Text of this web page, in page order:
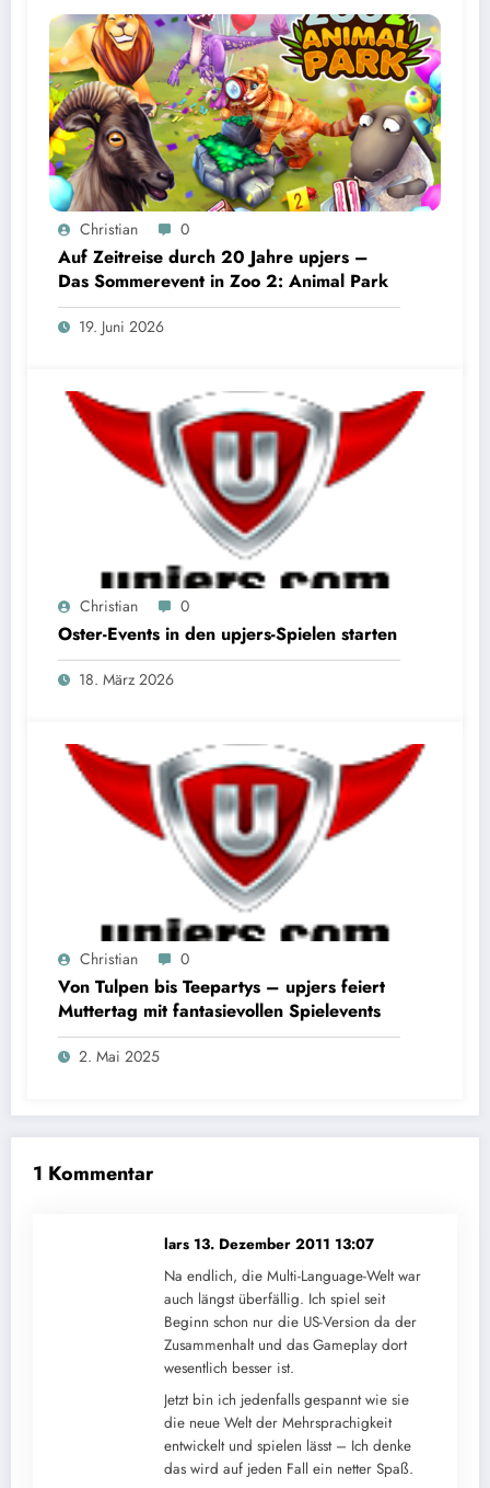
Christian 0
Auf Zeitreise durch 20 Jahre upjers –
Das Sommerevent in Zoo 2: Animal Park
19. Juni 2026
Christian 0
Oster-Events in den upjers-Spielen starten
18. März 2026
Christian 0
Von Tulpen bis Teepartys – upjers feiert
Muttertag mit fantasievollen Spielevents
2. Mai 2025
1 Kommentar
lars 13. Dezember 2011 13:07
Na endlich, die Multi-Language-Welt war
auch längst überfällig. Ich spiel seit
Beginn schon nur die US-Version da der
Zusammenhalt und das Gameplay dort
wesentlich besser ist.
Jetzt bin ich jedenfalls gespannt wie sie
die neue Welt der Mehrsprachigkeit
entwickelt und spielen lässt – Ich denke
das wird auf jeden Fall ein netter Spaß.